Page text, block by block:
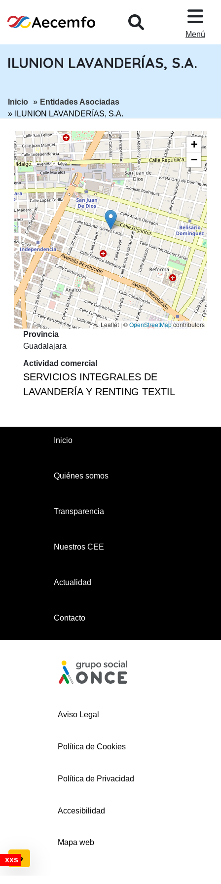
Configuración de cookies
Menú
ILUNION LAVANDERÍAS, S.A.
ir a página:
Inicio ir a página:
Entidades Asociadas
ILUNION LAVANDERÍAS, S.A.
+
−
Leaflet | ©OpenStreetMapcontributors
Provincia
Guadalajara
Actividad comercial
SERVICIOS INTEGRALES DE
LAVANDERÍA Y RENTING TEXTIL
Inicio
Quiénes somos
Transparencia
Nuestros CEE
Actualidad
Contacto
Aviso Legal
Política de Cookies
Política de Privacidad
Accesibilidad
Mapa web